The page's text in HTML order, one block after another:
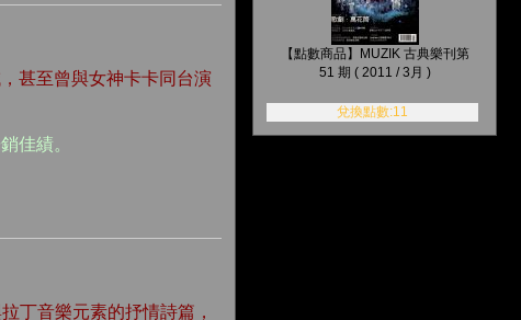
甚至曾與女神卡卡同台演
佳績。
丁音樂元素的抒情詩篇，
【點數商品】MUZIK 古典樂刊第
51 期 ( 2011 / 3月 )
兌換點數:11